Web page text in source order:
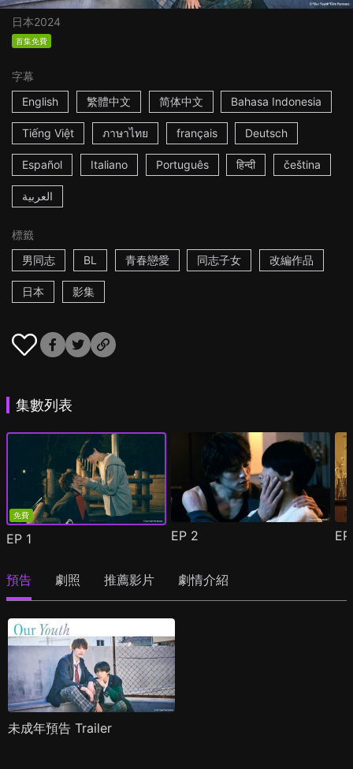
日本2024
首集免費
字幕
English
繁體中文 简体中文 Bahasa Indonesia
Tiếng Việt ภาษาไทย français Deutsch
Español Italiano Português हिन्दी čeština
العربية
標籤
男同志
BL 青春戀愛 同志子女 改編作品
日本 影集
集數列表
免費
EP 1 EP 2
預告 劇照 推薦影片 劇情介紹
未成年預告 Trailer